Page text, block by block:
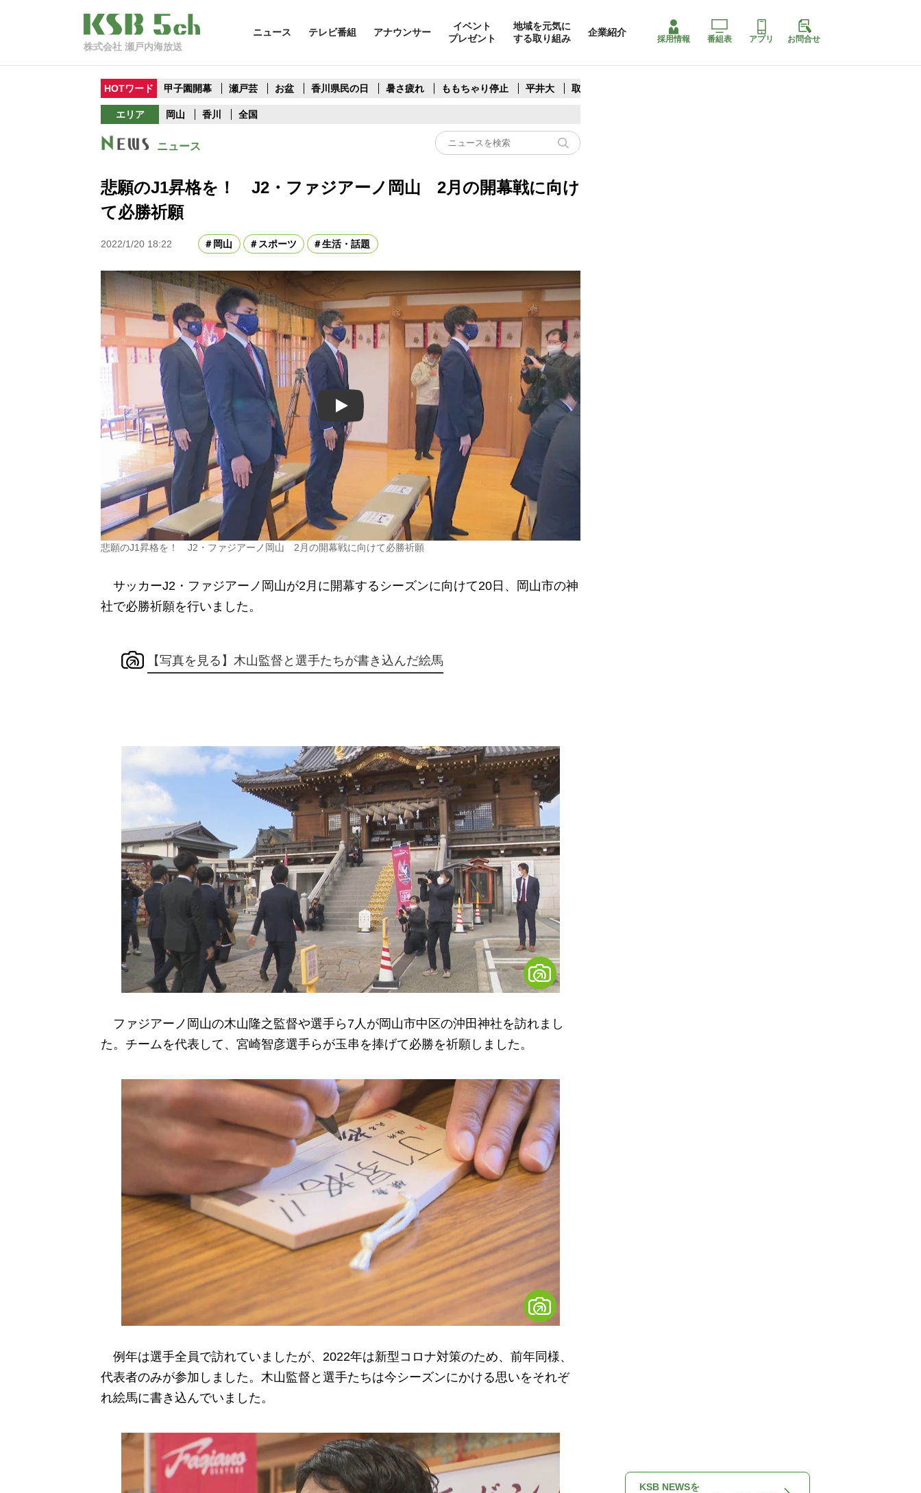
株式会社 瀬戸内海放送
ニュース テレビ番組 アナウンサー
イベント
プレゼント
地域を元気に
する取り組み
企業紹介
採用情報 番組表 アプリ お問合せ
HOTワード 甲子園開幕 瀬戸芸 お盆 香川県民の日 暑さ疲れ ももちゃり停止 平井大 取水制限
エリア 岡山 香川 全国
ニュース
悲願のJ1昇格を！ J2・ファジアーノ岡山 2月の開幕戦に向け
て必勝祈願
2022/1/20 18:22 岡山 スポーツ 生活・話題
Play
悲願のJ1昇格を！ J2・ファジアーノ岡山 2月の開幕戦に向けて必勝祈願
サッカーJ2・ファジアーノ岡山が2月に開幕するシーズンに向けて20日、岡山市の神
社で必勝祈願を行いました。
【写真を見る】木山監督と選手たちが書き込んだ絵馬
ファジアーノ岡山の木山隆之監督や選手ら7人が岡山市中区の沖田神社を訪れまし
た。チームを代表して、宮崎智彦選手らが玉串を捧げて必勝を祈願しました。
例年は選手全員で訪れていましたが、2022年は新型コロナ対策のため、前年同様、
代表者のみが参加しました。木山監督と選手たちは今シーズンにかける思いをそれぞ
れ絵馬に書き込んでいました。
KSB NEWSを